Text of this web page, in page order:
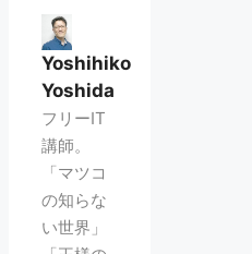
Yoshihiko
Yoshida
フリーIT
講師。
「マツコ
の知らな
い世界」